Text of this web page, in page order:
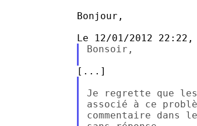
Bonjour,
Bonsoir,
Je regrette que
associé à ce
commentaire